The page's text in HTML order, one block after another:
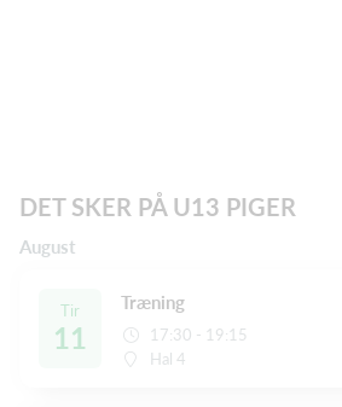
DET SKER PÅ U13 PIGER
August
Tir
11
Træning
17:30 - 19:15
Hal 4